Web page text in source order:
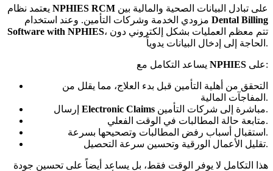
NPHIES RCM
Dental Billing
Software with NPHIES، تتم معظم العمليات بشكل إلكتروني دون
الحاجة إلى إدخال البيانات يدوياً.
NPHIES على:
التحقق من أهلية التأمين قبل بدء العلاج، مما يقلل من
المفاجآت المالية.
Electronic Claims
مباشرة إلى شركات التأمين.
متابعة حالة المطالبات في الوقت الفعلي.
استقبال أسباب رفض المطالبات وتصحيحها بسرعة.
تقليل الأعمال الورقية وتحسين سرعة التحصيل.
هذا التكامل لا يوفر الوقت فقط، بل يساعد أيضاً على تحسين جودة